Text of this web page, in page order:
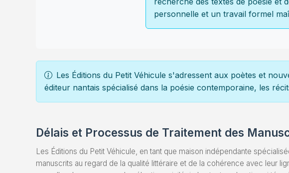
personnelle et un travail formel
Les Éditions du Petit Véhicule s'adressent aux poètes et
éditeur nantais spécialisé dans la poésie contemporaine, les
Délais et Processus de Traitement des
Les Éditions du Petit Véhicule, en tant que maison indépendante
manuscrits au regard de la qualité littéraire et de la cohérence avec leur